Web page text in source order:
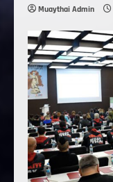
Muaythai Admin